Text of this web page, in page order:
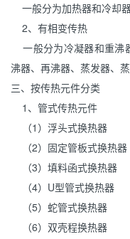
一般分为加热器和冷却器
2、有相变传热
一般分为冷凝器和重沸
沸器、再沸器、 蒸发器、
三、按传热元件分类
1、管式传热元件
（1）浮头式换热器
（2）固定管板式换热器
（3）填料函式换热器
（4）U型管式换热器
（5）蛇管式换热器
（6）双壳程换热器